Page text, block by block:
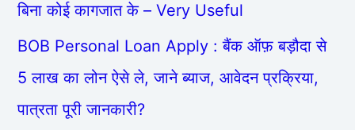
बिना कोई कागजात के – Very Useful
BOB Personal Loan Apply : बैंक ऑफ़ बड़ौदा से
5 लाख का लोन ऐसे ले, जाने ब्याज, आवेदन प्रक्रिया,
पात्रता पूरी जानकारी?